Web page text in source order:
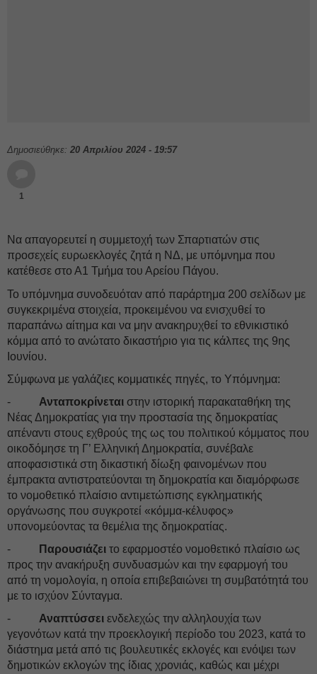
Δημοσιεύθηκε: 20 Απριλίου 2024 - 19:57
1
Να απαγορευτεί η συμμετοχή των Σπαρτιατών στις
προσεχείς ευρωεκλογές ζητά η ΝΔ, με υπόμνημα που
κατέθεσε στο Α1 Τμήμα του Αρείου Πάγου.
Το υπόμνημα συνοδευόταν από παράρτημα 200 σελίδων με
συγκεκριμένα στοιχεία, προκειμένου να ενισχυθεί το
παραπάνω αίτημα και να μην ανακηρυχθεί το εθνικιστικό
κόμμα από το ανώτατο δικαστήριο για τις κάλπες της 9ης
Ιουνίου.
Σύμφωνα με γαλάζιες κομματικές πηγές, το Υπόμνημα:
- Ανταποκρίνεται στην ιστορική παρακαταθήκη της
Νέας Δημοκρατίας για την προστασία της δημοκρατίας
απέναντι στους εχθρούς της ως του πολιτικού κόμματος που
οικοδόμησε τη Γ’ Ελληνική Δημοκρατία, συνέβαλε
αποφασιστικά στη δικαστική δίωξη φαινομένων που
έμπρακτα αντιστρατεύονται τη δημοκρατία και διαμόρφωσε
το νομοθετικό πλαίσιο αντιμετώπισης εγκληματικής
οργάνωσης που συγκροτεί «κόμμα-κέλυφος»
υπονομεύοντας τα θεμέλια της δημοκρατίας.
-
Παρουσιάζει το εφαρμοστέο νομοθετικό πλαίσιο ως
προς την ανακήρυξη συνδυασμών και την εφαρμογή του
από τη νομολογία, η οποία επιβεβαιώνει τη συμβατότητά του
με το ισχύον Σύνταγμα.
- Αναπτύσσει ενδελεχώς την αλληλουχία των
γεγονότων κατά την προεκλογική περίοδο του 2023, κατά το
διάστημα μετά από τις βουλευτικές εκλογές και ενόψει των
δημοτικών εκλογών της ίδιας χρονιάς, καθώς και μέχρι